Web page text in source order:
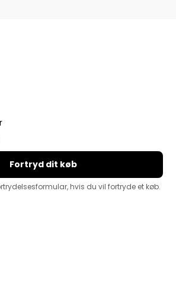
Fortryd dit køb
hvis du vil fortryde et køb.